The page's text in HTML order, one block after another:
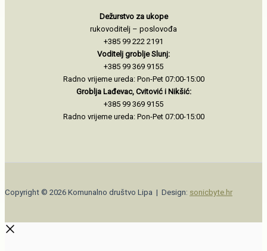
Dežurstvo za ukope
rukovoditelj – poslovođa
+385 99 222 2191
Voditelj groblje Slunj:
+385 99 369 9155
Radno vrijeme ureda: Pon-Pet 07:00-15:00
Groblja Lađevac, Cvitović i Nikšić:
+385 99 369 9155
Radno vrijeme ureda: Pon-Pet 07:00-15:00
Copyright © 2026 Komunalno društvo Lipa | Design: sonicbyte.hr